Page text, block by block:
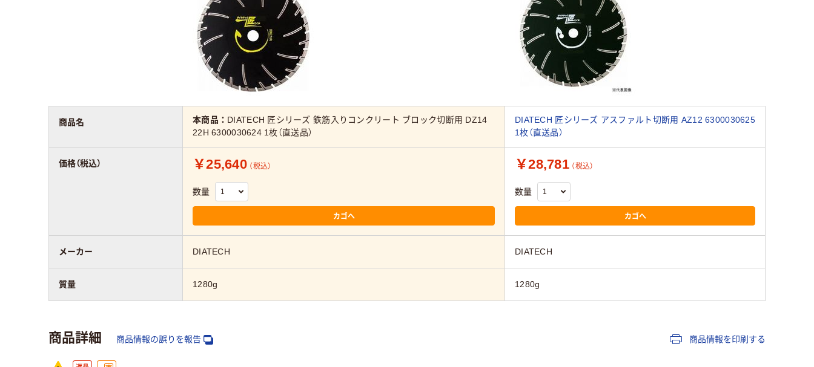
商品名 本商品： DIATECH 匠シリーズ 鉄筋入りコンクリート ブロック切断用 DZ14
22H 6300030624 1枚（直送品）
DIATECH 匠シリーズ アスファルト切断用 AZ12 6300030625
1枚（直送品）
価格（税込） ￥25,640 （税込）
数量
カゴへ
￥28,781 （税込）
数量
カゴへ
メーカー DIATECH DIATECH
質量 1280g 1280g
商品詳細 商品情報の誤りを報告 商品情報を印刷する